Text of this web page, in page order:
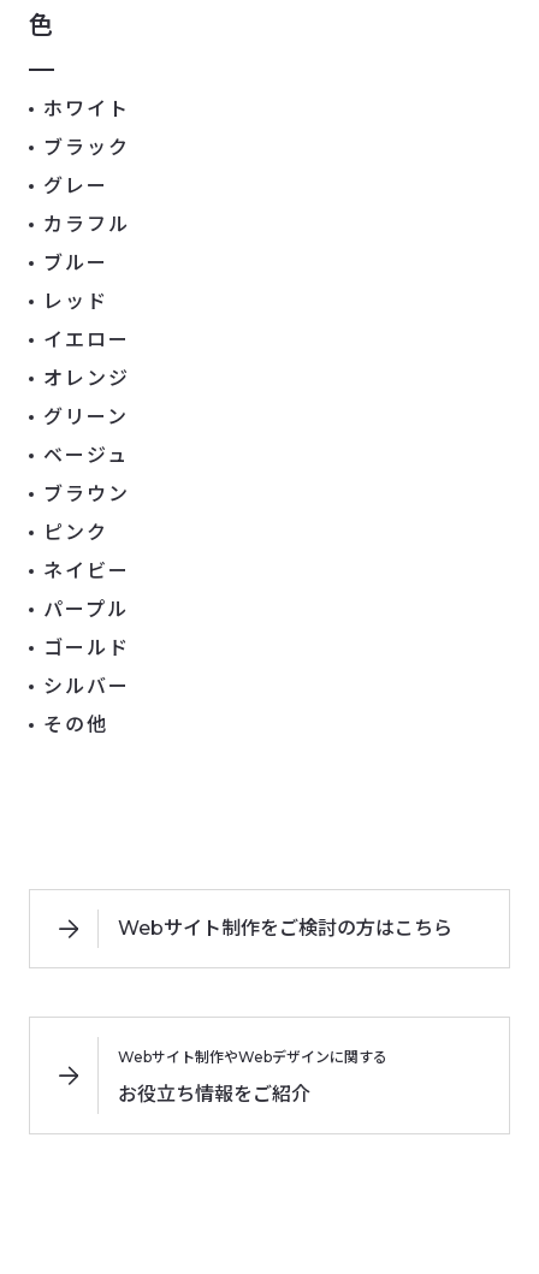
色
ホワイト
ブラック
グレー
カラフル
ブルー
レッド
イエロー
オレンジ
グリーン
ベージュ
ブラウン
ピンク
ネイビー
パープル
ゴールド
シルバー
その他
Webサイト制作をご検討の方はこちら
Webサイト制作やWebデザインに関する
お役立ち情報をご紹介